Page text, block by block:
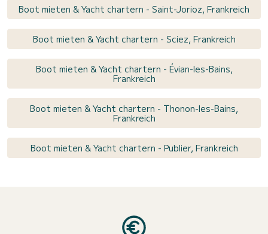
Boot mieten & Yacht chartern - Saint-Jorioz, Frankreich
Boot mieten & Yacht chartern - Sciez, Frankreich
Boot mieten & Yacht chartern - Évian-les-Bains,
Frankreich
Boot mieten & Yacht chartern - Thonon-les-Bains,
Frankreich
Boot mieten & Yacht chartern - Publier, Frankreich